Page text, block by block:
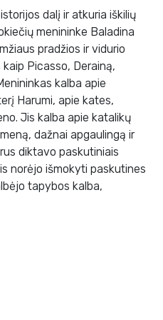
dalį ir atkuria iškilių
menininke Baladina
pradžios ir vidurio
Picasso, Derainą,
kalba apie
Harumi, apie kates,
Jis kalba apie katalikų
dažnai apgaulingą ir
diktavo paskutiniais
norėjo išmokyti paskutines
tapybos kalba,